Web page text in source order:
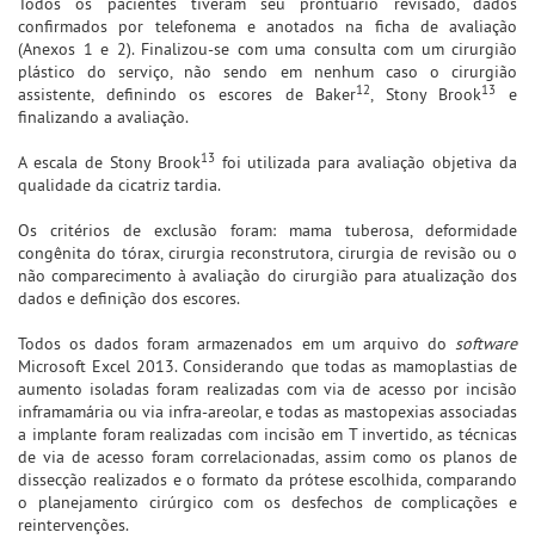
confirmados por telefonema e anotados na ficha de avaliação
(Anexos 1 e 2). Finalizou-se com uma consulta com um cirurgião
plástico do serviço, não sendo em nenhum caso o cirurgião
assistente, definindo os escores de Baker12, Stony Brook13
e
finalizando a avaliação.
A escala de Stony Brook13foi utilizada para avaliação objetiva da
qualidade da cicatriz tardia.
Os critérios de exclusão foram: mama tuberosa, deformidade
congênita do tórax, cirurgia reconstrutora, cirurgia de revisão ou o
não comparecimento à avaliação do cirurgião para atualização dos
dados e definição dos escores.
Todos os dados foram armazenados em um arquivo do software
Microsoft Excel 2013. Considerando que todas as mamoplastias de
aumento isoladas foram realizadas com via de acesso por incisão
inframamária ou via infra-areolar, e todas as mastopexias associadas
a implante foram realizadas com incisão em T invertido, as técnicas
de via de acesso foram correlacionadas, assim como os planos de
dissecção realizados e o formato da prótese escolhida, comparando
o planejamento cirúrgico com os desfechos de complicações e
reintervenções.